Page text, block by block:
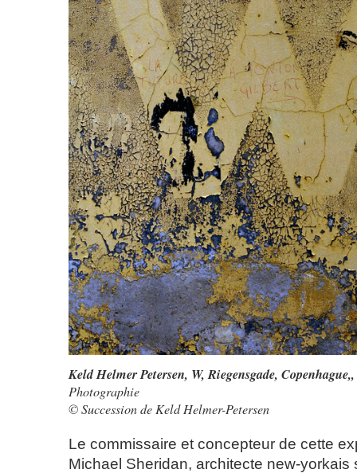
Keld Helmer Petersen, W, Riegensgade, Copenhague,
Photographie
© Succession de Keld Helmer-Petersen
Le commissaire et concepteur de cette
Michael Sheridan, architecte new-yorkais